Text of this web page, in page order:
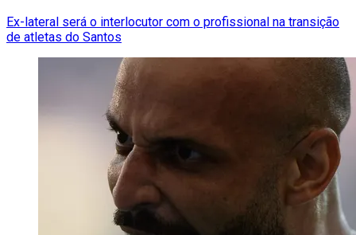
Ex-lateral será o interlocutor com o profissional na transição
de atletas do Santos